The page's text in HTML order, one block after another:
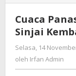
Cuaca
Sinjai
Selasa, 14
oleh Irfan Admin